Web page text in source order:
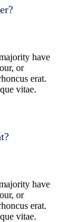
have
or
erat.
vitae.
have
or
erat.
vitae.